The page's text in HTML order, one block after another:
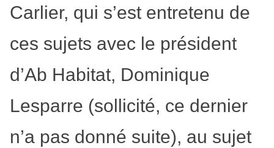
Carlier, qui s’est entretenu de
ces sujets avec le président
d’Ab Habitat, Dominique
Lesparre (sollicité, ce dernier
n’a pas donné suite), au sujet